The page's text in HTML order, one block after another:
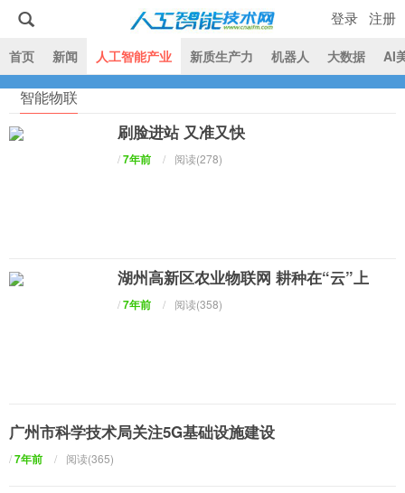
人工智能技术网
首页 新闻 人工智能产业 新质生产力 机器人 大数据 AI
登录 注册
智能物联
刷脸进站 又准又快
/7年前 / 阅读(278)
湖州高新区农业物联网 耕种在“云”上
/7年前 / 阅读(358)
广州市科学技术局关注5G基础设施建设
/7年前 / 阅读(365)